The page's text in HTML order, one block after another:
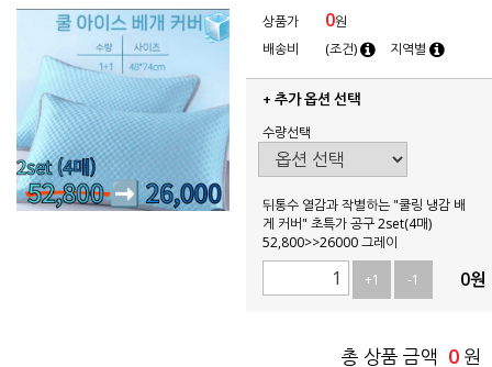
상품가 0원
배송비
(조건) 지역별
+ 추가 옵션 선택
수량선택
뒤통수 열감과 작별하는 "쿨링 냉감 배
게 커버" 초특가 공구 2set(4매)
52,800>>26000 그레이
+1
-1 0원
총 상품 금액 0 원